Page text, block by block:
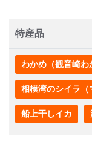
特産品
わかめ（観音崎わ
相模湾のシイラ（
船上干しイカ